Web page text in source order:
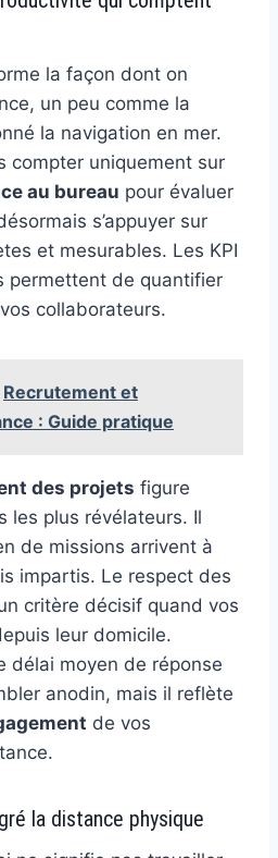
la façon dont on
un peu comme la
la navigation en mer.
compter uniquement sur
au bureau pour évaluer
s’appuyer sur
et mesurables. Les KPI
permettent de quantifier
collaborateurs.
Recrutement et
: Guide pratique
des projets figure
les plus révélateurs. Il
de missions arrivent à
impartis. Le respect des
critère décisif quand vos
leur domicile.
délai moyen de réponse
anodin, mais il reflète
de vos
la distance physique